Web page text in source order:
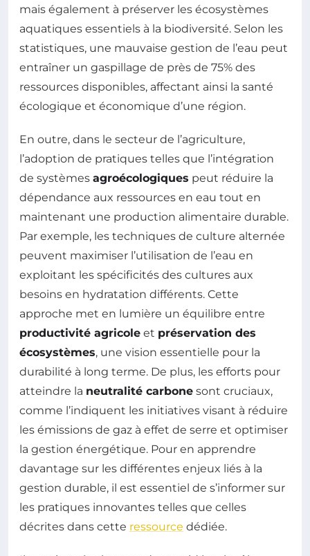
mais également à préserver les écosystèmes
aquatiques essentiels à la biodiversité. Selon les
statistiques, une mauvaise gestion de l’eau peut
entraîner un gaspillage de près de 75% des
ressources disponibles, affectant ainsi la santé
écologique et économique d’une région.
En outre, dans le secteur de l’agriculture,
l’adoption de pratiques telles que l’intégration
de systèmes agroécologiques peut réduire la
dépendance aux ressources en eau tout en
maintenant une production alimentaire durable.
Par exemple, les techniques de culture alternée
peuvent maximiser l’utilisation de l’eau en
exploitant les spécificités des cultures aux
besoins en hydratation différents. Cette
approche met en lumière un équilibre entre
productivité agricole et préservation des
écosystèmes, une vision essentielle pour la
durabilité à long terme. De plus, les efforts pour
atteindre la neutralité carbone sont cruciaux,
comme l’indiquent les initiatives visant à réduire
les émissions de gaz à effet de serre et optimiser
la gestion énergétique. Pour en apprendre
davantage sur les différentes enjeux liés à la
gestion durable, il est essentiel de s’informer sur
les pratiques innovantes telles que celles
décrites dans cette ressource dédiée.